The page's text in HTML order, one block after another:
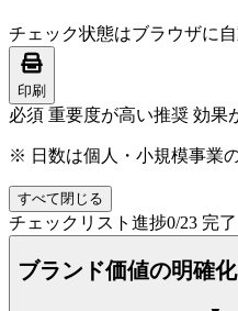
チェック状態はブラウザに
印刷
必須 重要度が高い推奨 効果
※ 日数は個人・小規模事業
すべて閉じる
チェックリスト進捗0/23 完
ブランド価値の明確